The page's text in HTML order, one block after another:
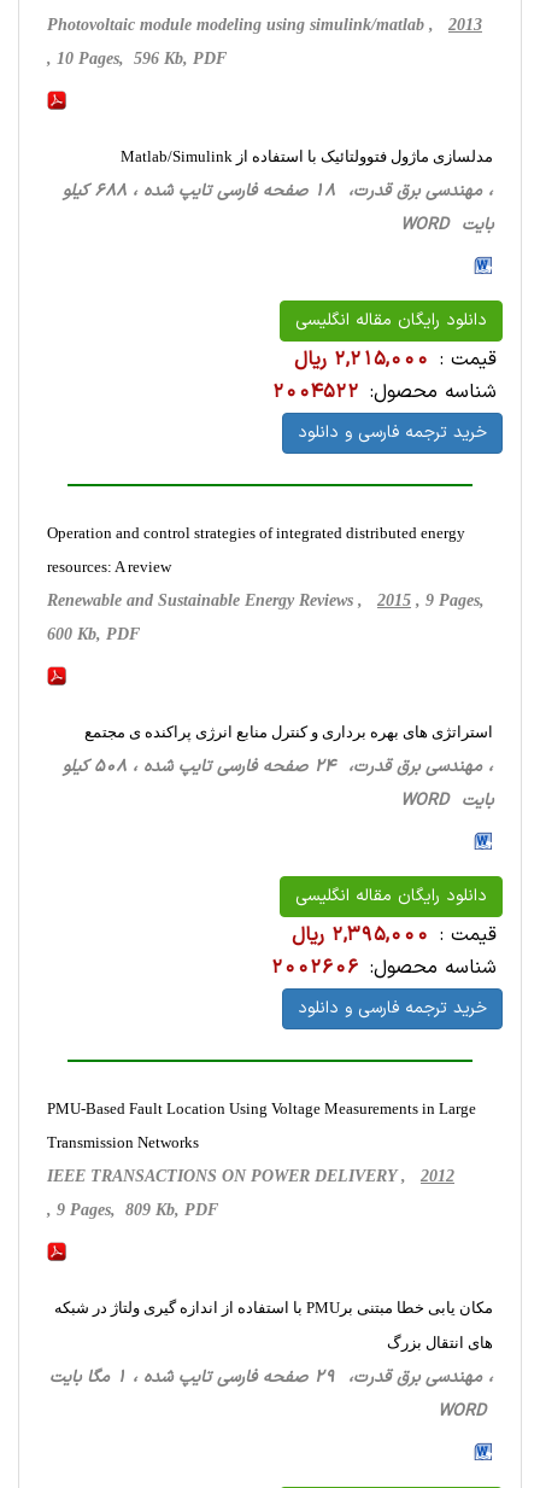
Photovoltaic module modeling using simulink/matlab , 2013
, 10 Pages, 596 Kb, PDF
مدلسازی ماژول فتوولتائیک با استفاده از Matlab/Simulink
، مهندسی برق قدرت، 18 صفحه فارسی تایپ شده ، 688 کیلو
بایت WORD
دانلود رایگان مقاله انگلیسی
قیمت : 2,215,000 ریال
شناسه محصول: 2004522
خرید ترجمه فارسی و دانلود
Operation and control strategies of integrated distributed energy
resources: A review
Renewable and Sustainable Energy Reviews , 2015 , 9 Pages,
600 Kb, PDF
استراتژی های بهره برداری و کنترل منابع انرژی پراکنده ی مجتمع
، مهندسی برق قدرت، 24 صفحه فارسی تایپ شده ، 508 کیلو
بایت WORD
دانلود رایگان مقاله انگلیسی
قیمت : 2,395,000 ریال
شناسه محصول: 2002606
خرید ترجمه فارسی و دانلود
PMU-Based Fault Location Using Voltage Measurements in Large
Transmission Networks
IEEE TRANSACTIONS ON POWER DELIVERY , 2012
, 9 Pages, 809 Kb, PDF
مکان یابی خطا مبتنی برPMU با استفاده از اندازه گیری ولتاژ در شبکه
های انتقال بزرگ
، مهندسی برق قدرت، 29 صفحه فارسی تایپ شده ، 1 مگا بایت
WORD